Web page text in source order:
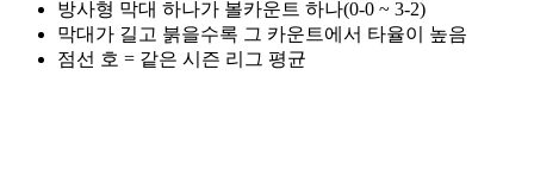
방사형 막대 하나가 볼카운트 하나(0-0 ~ 3-2)
막대가 길고 붉을수록 그 카운트에서 타율이 높음
점선 호 = 같은 시즌 리그 평균